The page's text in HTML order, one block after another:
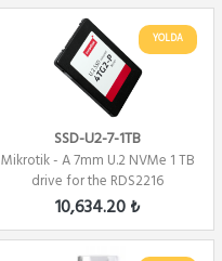
YOLDA
SSD-U2-7-1TB
Mikrotik - A 7mm U.2 NVMe 1 TB
drive for the RDS2216
10,634.20 ₺